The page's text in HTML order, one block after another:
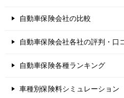
自動車保険会社の比較
自動車保険会社各社の評判・口
自動車保険各種ランキング
車種別保険料シミュレーション